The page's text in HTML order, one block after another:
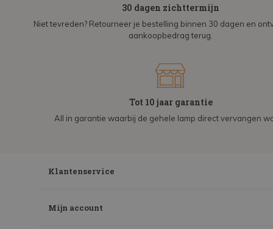
30 dagen zichttermijn
Niet tevreden? Retourneer je bestelling binnen 30 dagen en
aankoopbedrag terug.
Tot 10 jaar garantie
All in garantie waarbij de gehele lamp direct vervangen
Klantenservice
Mijn account